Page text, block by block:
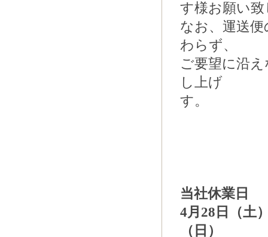
す様お願い
なお、運送
わらず、
ご要望に沿
し上げ
当社休業日
4月28日（土
（日）